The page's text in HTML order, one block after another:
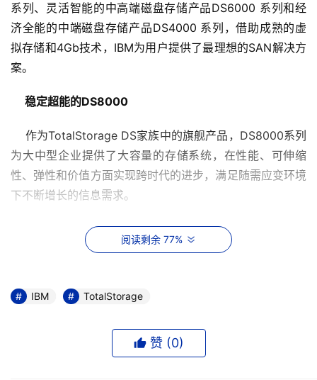
系列、灵活智能的中高端磁盘存储产品DS6000 系列和经
济全能的中端磁盘存储产品DS4000 系列，借助成熟的虚
拟存储和4Gb技术，IBM为用户提供了最理想的SAN解决方
稳定超能的DS8000
作为TotalStorage DS家族中的旗舰产品，DS8000系列
为大中型企业提供了大容量的存储系统，在性能、可伸缩
性、弹性和价值方面实现跨时代的进步，满足随需应变环境
在设计上DS8000系列实现了新的突破，由工业领先的组
件构成，配置了高带宽与高容错光通道互连，提高了系统的
术，DS8000 系列将服务器专有的逻辑分区引入磁盘存储
系统，率先实现了 IBM 虚拟引擎（Virtualization
Engine）的应用。提供了从1.1TB 到192TB物理存储容量范
围的DS8000 系列，还具有超过1PB（1PB=1000TB）的体
阅读剩余 77%
IBM TotalStorage
赞 (0)